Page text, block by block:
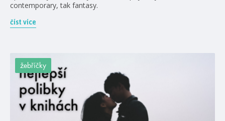
contemporary, tak fantasy.
číst více
žebříčky